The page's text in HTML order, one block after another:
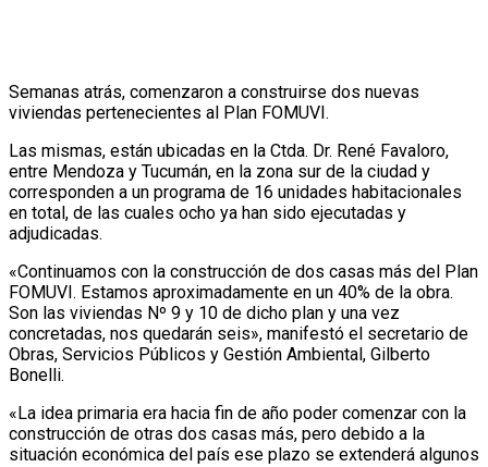
Semanas atrás, comenzaron a construirse dos nuevas
viviendas pertenecientes al Plan FOMUVI.
Las mismas, están ubicadas en la Ctda. Dr. René Favaloro,
entre Mendoza y Tucumán, en la zona sur de la ciudad y
corresponden a un programa de 16 unidades habitacionales
en total, de las cuales ocho ya han sido ejecutadas y
adjudicadas.
«Continuamos con la construcción de dos casas más del Plan
FOMUVI. Estamos aproximadamente en un 40% de la obra.
Son las viviendas Nº 9 y 10 de dicho plan y una vez
concretadas, nos quedarán seis», manifestó el secretario de
Obras, Servicios Públicos y Gestión Ambiental, Gilberto
Bonelli.
«La idea primaria era hacia fin de año poder comenzar con la
construcción de otras dos casas más, pero debido a la
situación económica del país ese plazo se extenderá algunos